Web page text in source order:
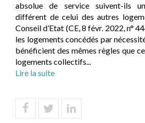
absolue de service suivent-ils
différent de celui des autres
Conseil d’Etat (CE, 8 févr. 2022, n°
les logements concédés par
bénéficient des mêmes règles que
logements collectifs...
Lire la suite